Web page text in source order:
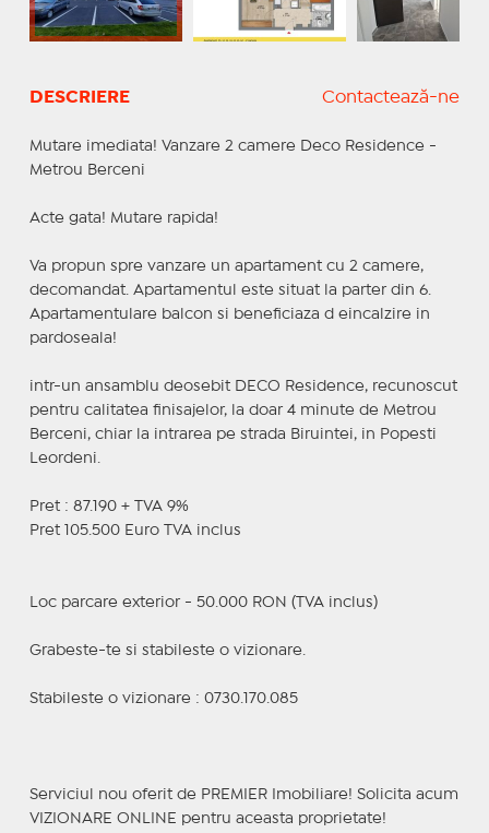
DESCRIERE Contactează-ne
Mutare imediata! Vanzare 2 camere Deco Residence -
Metrou Berceni
Acte gata! Mutare rapida!
Va propun spre vanzare un apartament cu 2 camere,
decomandat. Apartamentul este situat la parter din 6.
Apartamentulare balcon si beneficiaza d eincalzire in
pardoseala!
intr-un ansamblu deosebit DECO Residence, recunoscut
pentru calitatea finisajelor, la doar 4 minute de Metrou
Berceni, chiar la intrarea pe strada Biruintei, in Popesti
Leordeni.
Pret : 87.190 + TVA 9%
Pret 105.500 Euro TVA inclus
Loc parcare exterior - 50.000 RON (TVA inclus)
Grabeste-te si stabileste o vizionare.
Stabileste o vizionare : 0730.170.085
Serviciul nou oferit de PREMIER Imobiliare! Solicita acum
VIZIONARE ONLINE pentru aceasta proprietate!